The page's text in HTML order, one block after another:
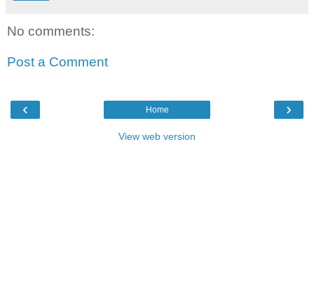
No comments:
Post a Comment
‹ ›
Home
View web version